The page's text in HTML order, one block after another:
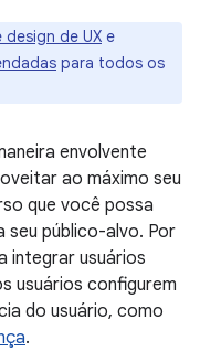
de UX e
para todos os
envolvente
ao máximo seu
que você possa
seu público-alvo. Por
integrar usuários
usuários configurem
do usuário, como
.